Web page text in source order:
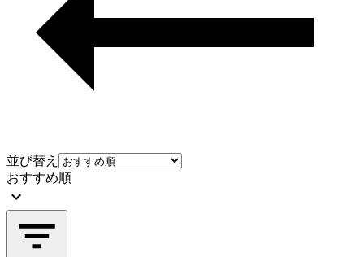
並び替え
おすすめ順